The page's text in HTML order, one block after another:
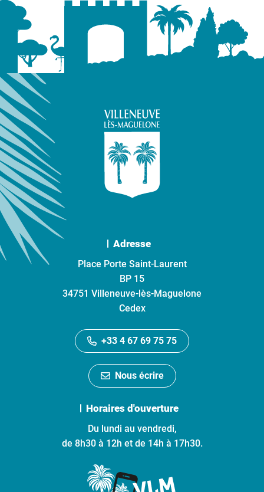
Adresse
Place Porte Saint-Laurent
BP 15
34751 Villeneuve-lès-Maguelone
Cedex
+33 4 67 69 75 75
Nous écrire
Horaires d'ouverture
Du lundi au vendredi,
de 8h30 à 12h et de 14h à 17h30.